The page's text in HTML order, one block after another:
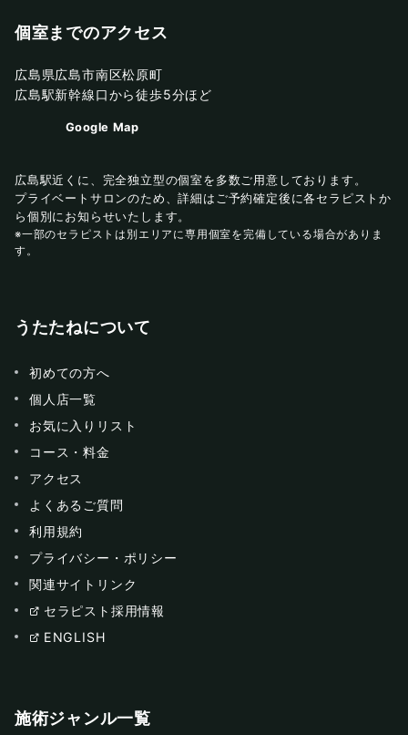
個室までのアクセス
広島県広島市南区松原町
広島駅新幹線口から徒歩5分ほど
Google Map
広島駅近くに、完全独立型の個室を多数ご用意しております。
プライベートサロンのため、詳細はご予約確定後に各セラピストか
ら個別にお知らせいたします。
※一部のセラピストは別エリアに専用個室を完備している場合がありま
す。
うたたねについて
初めての方へ
個人店一覧
お気に入りリスト
コース・料金
アクセス
よくあるご質問
利用規約
プライバシー・ポリシー
関連サイトリンク
セラピスト採用情報
ENGLISH
施術ジャンル一覧